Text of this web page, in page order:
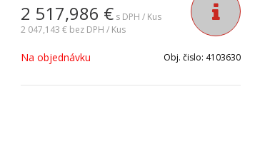
inovatívnych funkcií pre ľahšiu montáž,
prevádzku a údržbu.
2 517,986 € s DPH / Kus
2 047,143 € bez DPH / Kus
Na objednávku Obj. čislo: 4103630